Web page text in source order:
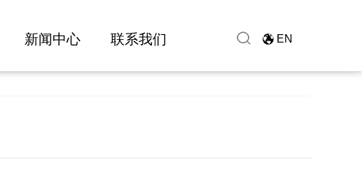
新闻中心 联系我们 EN